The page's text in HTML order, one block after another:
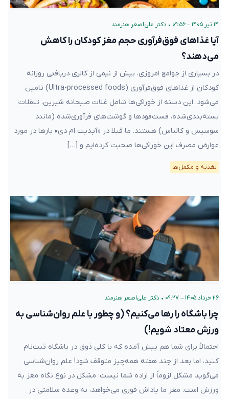
۱۴ تیر ۱۴۰۵ – ۰۹:۵۶ • دکتر علی‌اصغر هنرمند
آیا غذاهای فوق‌فرآوری‌ حجم مغز کودکان را کاهش
می‌دهند؟
در بسیاری از جوامع امروزی، بیش از نیمی از کالری دریافتی روزانه
کودکان از غذاهای فوق‌فرآوری‌ (Ultra-processed foods) تامین
می‌شود. این دسته از خوراکی‌ها شامل غلات صبحانه شیرین، تنقلات
بسته‌بندی‌شده، فست‌فودها و گوشت‌های فرآوری‌شده (مانند
سوسیس و کالباس) هستند. ما قبلا در «آپدیت ام دی» بارها در مورد
عوارض مصرف این خوراکی‌ها صحبت کرده‌ایم و […]
تغذیه و مکمل‌ها
۲۶ خرداد ۱۴۰۵ – ۰۹:۲۷ • دکتر علی‌اصغر هنرمند
چرا باشگاه را رها می‌کنیم؟ (و چطور با علم روان‌شناسی به
ورزش معتاد شویم!)
احتمالاً برای شما هم پیش آمده که با کلی ذوق در باشگاه ثبت‌نام
کنید، اما بعد از چند هفته همه‌چیز متوقف شود! علم روان‌شناسی
می‌گوید مشکل لزوماً از اراده شما نیست؛ مشکل در نوع نگاه مغز به
ورزش است. مغز ما پاداش فوری می‌خواهد، نه وعده سلامتی در